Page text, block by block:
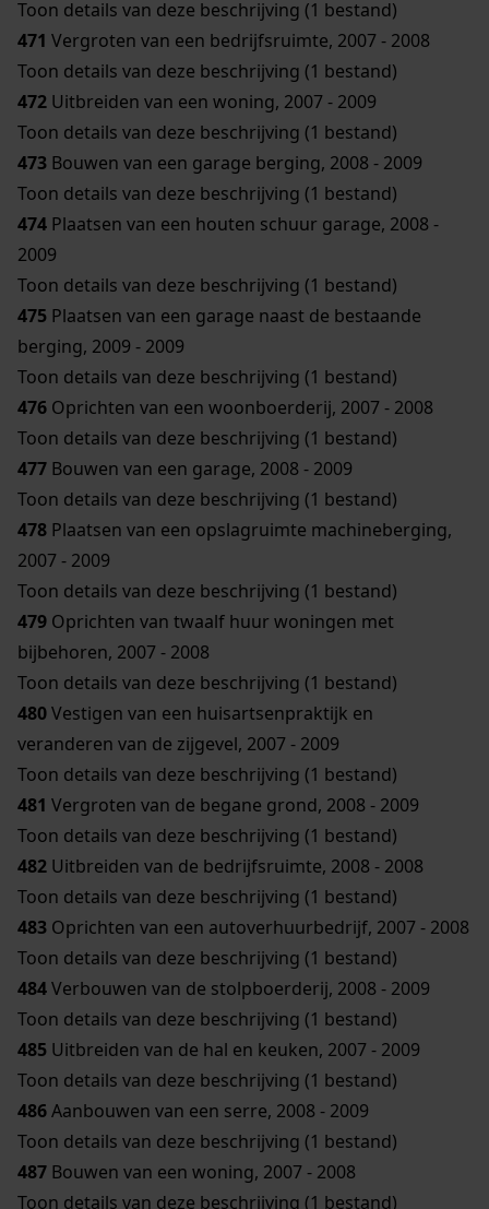
Toon details van deze beschrijving (1 bestand)
471 Vergroten van een bedrijfsruimte, 2007 - 2008
Toon details van deze beschrijving (1 bestand)
472 Uitbreiden van een woning, 2007 - 2009
Toon details van deze beschrijving (1 bestand)
473 Bouwen van een garage berging, 2008 - 2009
Toon details van deze beschrijving (1 bestand)
474 Plaatsen van een houten schuur garage, 2008 -
2009
Toon details van deze beschrijving (1 bestand)
475 Plaatsen van een garage naast de bestaande
berging, 2009 - 2009
Toon details van deze beschrijving (1 bestand)
476 Oprichten van een woonboerderij, 2007 - 2008
Toon details van deze beschrijving (1 bestand)
477 Bouwen van een garage, 2008 - 2009
Toon details van deze beschrijving (1 bestand)
478 Plaatsen van een opslagruimte machineberging,
2007 - 2009
Toon details van deze beschrijving (1 bestand)
479 Oprichten van twaalf huur woningen met
bijbehoren, 2007 - 2008
Toon details van deze beschrijving (1 bestand)
480Vestigen van een huisartsenpraktijk en
veranderen van de zijgevel, 2007 - 2009
Toon details van deze beschrijving (1 bestand)
481 Vergroten van de begane grond, 2008 - 2009
Toon details van deze beschrijving (1 bestand)
482 Uitbreiden van de bedrijfsruimte, 2008 - 2008
Toon details van deze beschrijving (1 bestand)
483 Oprichten van een autoverhuurbedrijf, 2007 - 2008
Toon details van deze beschrijving (1 bestand)
484Verbouwen van de stolpboerderij, 2008 - 2009
Toon details van deze beschrijving (1 bestand)
485 Uitbreiden van de hal en keuken, 2007 - 2009
Toon details van deze beschrijving (1 bestand)
486Aanbouwen van een serre, 2008 - 2009
Toon details van deze beschrijving (1 bestand)
487 Bouwen van een woning, 2007 - 2008
Toon details van deze beschrijving (1 bestand)